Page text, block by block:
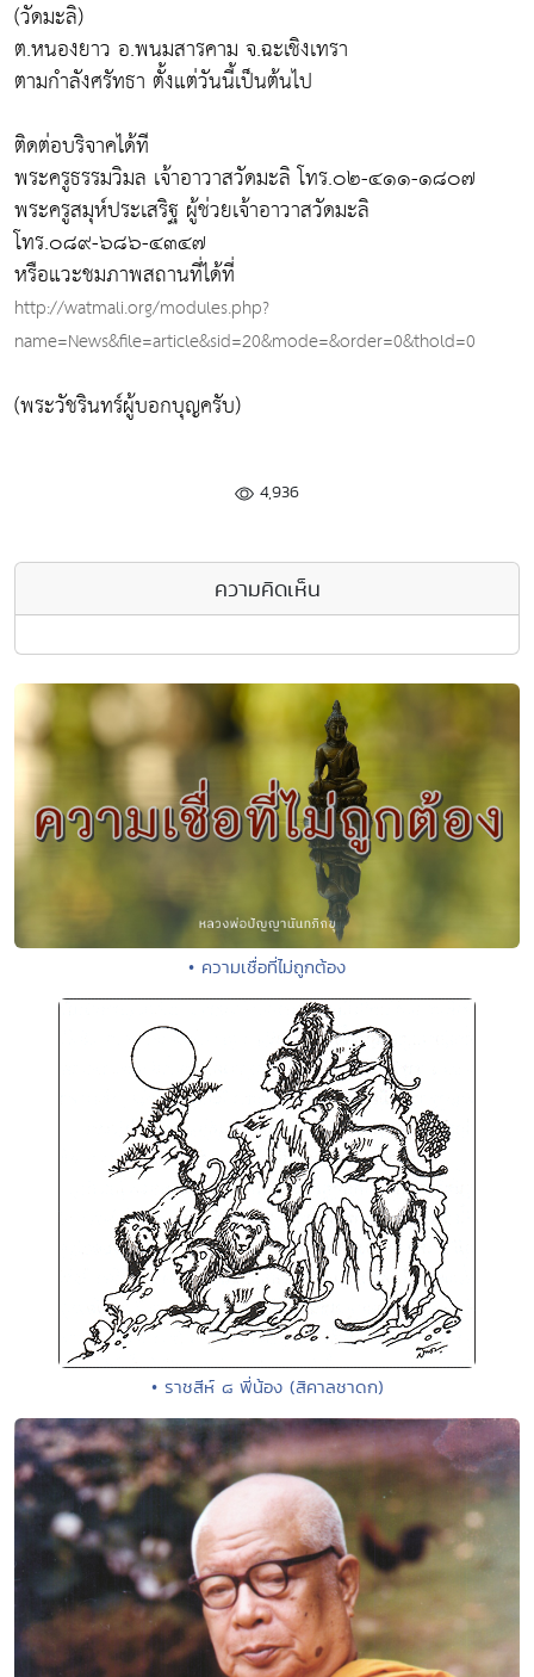
(วัดมะลิ)
ต.หนองยาว อ.พนมสารคาม จ.ฉะเชิงเทรา
ตามกำลังศรัทธา ตั้งแต่วันนี้เป็นต้นไป
ติดต่อบริจาคได้ที
พระครูธรรมวิมล เจ้าอาวาสวัดมะลิ โทร.๐๒-๔๑๑-๑๘๐๗
พระครูสมุห์ประเสริฐ ผู้ช่วยเจ้าอาวาสวัดมะลิ
โทร.๐๘๙-๖๘๖-๔๓๔๗
หรือแวะชมภาพสถานที่ได้ที่
http://watmali.org/modules.php?
name=News&file=article&sid=20&mode=&order=0&thold=0
(พระวัชรินทร์ผู้บอกบุญครับ)
4,936
ความคิดเห็น
• ความเชื่อที่ไม่ถูกต้อง
• ราชสีห์ ๘ พี่น้อง (สิคาลชาดก)